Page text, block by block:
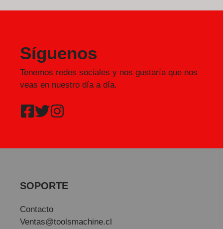
Síguenos
Tenemos redes sociales y nos gustaría que nos
veas en nuestro día a día.
SOPORTE
Contacto
Ventas@toolsmachine.cl